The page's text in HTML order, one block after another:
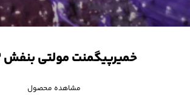
خمیرپیگمنت مولتی بنفش ۸۰۲۳
مشاهده محصول